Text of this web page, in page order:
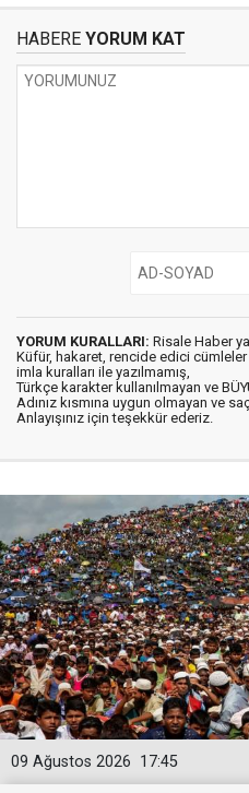
HABERE YORUM KAT
YORUM KURALLARI: Risale Haber
Küfür, hakaret, rencide edici cümleler
imla kuralları ile yazılmamış,
Türkçe karakter kullanılmayan ve
Adınız kısmına uygun olmayan ve
Anlayışınız için teşekkür ederiz.
17:45
09 Ağustos 2026